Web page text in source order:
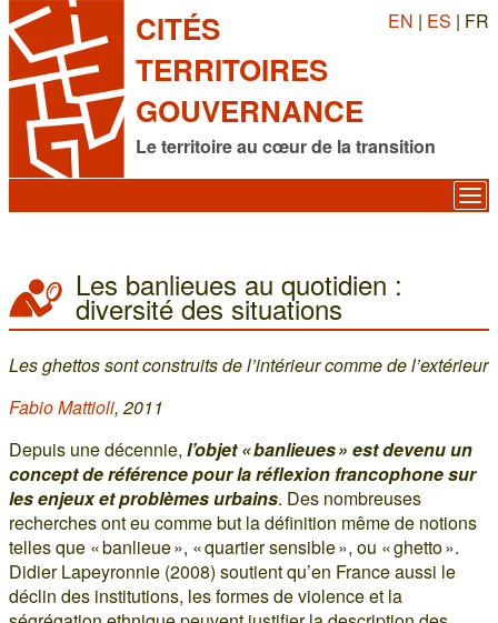
CITÉS
TERRITOIRES
GOUVERNANCE
Le territoire au cœur de la transition
EN | ES | FR
Les banlieues au quotidien :
diversité des situations
Les ghettos sont construits de l’intérieur comme de l’extérieur
Fabio Mattioli, 2011
Depuis une décennie, l’objet « banlieues » est devenu un
concept de référence pour la réflexion francophone sur
les enjeux et problèmes urbains. Des nombreuses
recherches ont eu comme but la définition même de notions
telles que « banlieue », « quartier sensible », ou « ghetto ».
Didier Lapeyronnie (2008) soutient qu’en France aussi le
déclin des institutions, les formes de violence et la